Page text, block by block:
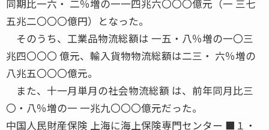
同期比一六・ 二％増の一一四兆六〇〇〇億元（一 三七
五兆二〇〇〇億円）となった。
そのうち、工業品物流総額は 一五・八％増の一〇三
兆四〇〇〇 億元、輸入貨物物流総額は二三・ 六％増の
八兆五〇〇〇億元。
また、十一月単月の社会物流総額 は、前年同月比三
〇・八％増の一 一兆九〇〇〇億元だった。
中国人民財産保険 上海に海上保険専門センター ■１・